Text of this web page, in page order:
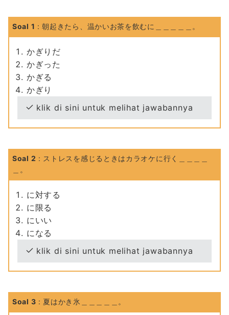
Soal 1 : 朝起きたら、温かいお茶を飲むに＿＿＿＿＿。
かぎりだ
かぎった
かぎる
かぎり
klik di sini untuk melihat jawabannya
Soal 2 : ストレスを感じるときはカラオケに行く＿＿＿＿
＿。
に対する
に限る
にいい
になる
klik di sini untuk melihat jawabannya
Soal 3 : 夏はかき氷＿＿＿＿＿。